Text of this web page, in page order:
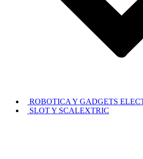
ROBOTICA Y GADGETS
SLOT Y SCALEXTRIC